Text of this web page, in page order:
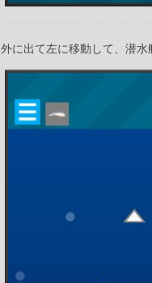
外に出て左に移動して、潜水